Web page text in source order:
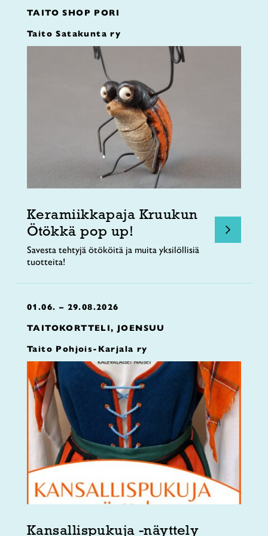
TAITO SHOP PORI
Taito Satakunta ry
Keramiikkapaja Kruukun
Ötökkä pop up!
Savesta tehtyjä ötököitä ja muita yksilöllisiä
tuotteita!
01.06. – 29.08.2026
TAITOKORTTELI, JOENSUU
Taito Pohjois-Karjala ry
Kansallispukuja -näyttely